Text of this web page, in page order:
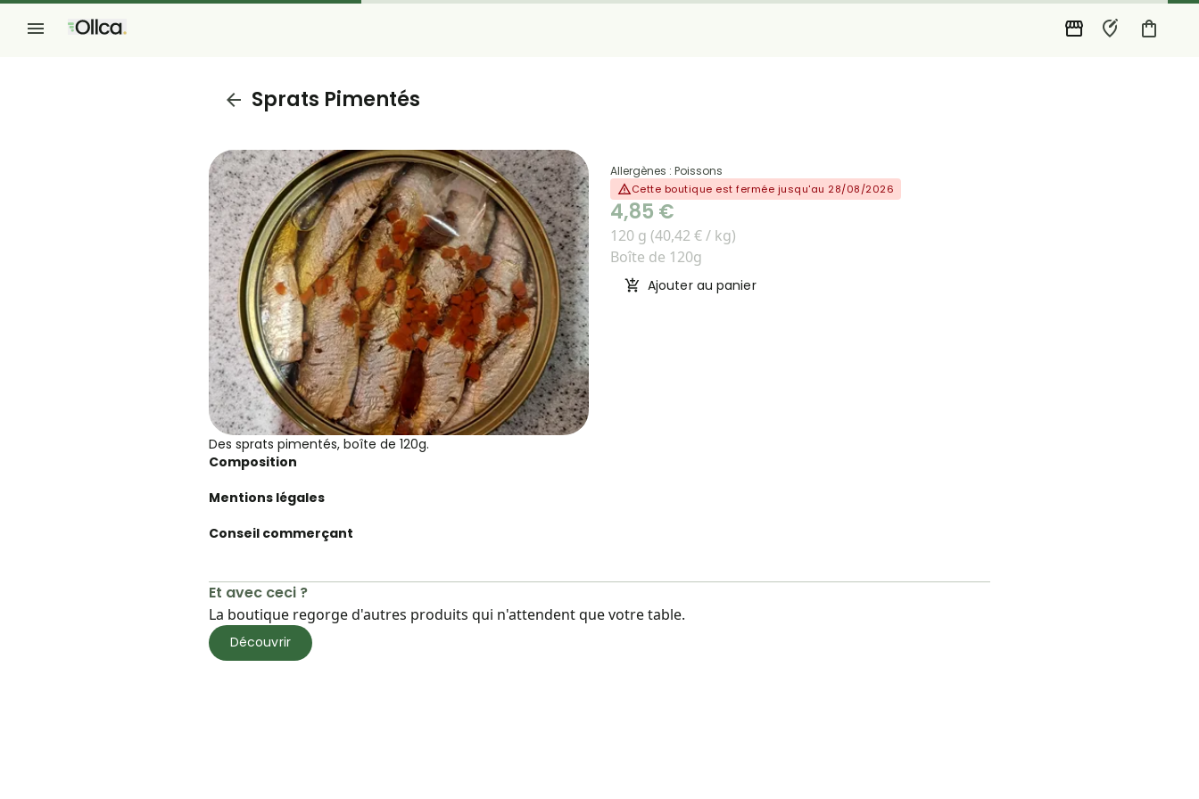
Sprats Pimentés
Des sprats pimentés, boîte de 120g.
Composition
Mentions légales
Conseil commerçant
Allergènes : Poissons
Cette boutique est fermée jusqu'au 28/08/2026
4,85 €
120 g (40,42 € / kg)
Boîte de 120g
Ajouter au panier
Et avec ceci ?
La boutique regorge d'autres produits qui n'attendent que votre table.
Découvrir